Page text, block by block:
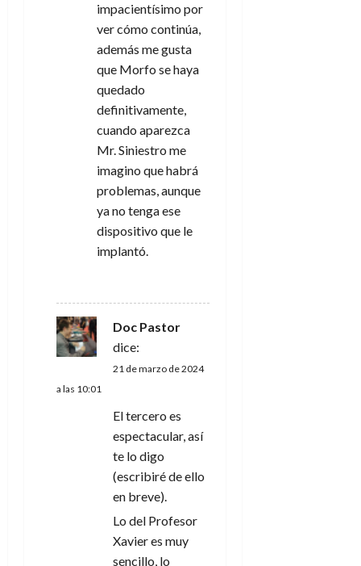
impacientísimo por
ver cómo continúa,
además me gusta
que Morfo se haya
quedado
definitivamente,
cuando aparezca
Mr. Siniestro me
imagino que habrá
problemas, aunque
ya no tenga ese
dispositivo que le
implantó.
Doc Pastor
dice:
21 de marzo de 2024
a las 10:01
El tercero es
espectacular, así
te lo digo
(escribiré de ello
en breve).
Lo del Profesor
Xavier es muy
sencillo, lo